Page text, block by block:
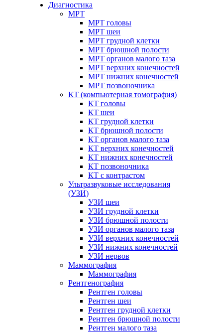
Диагностика
МРТ
МРТ головы
МРТ шеи
МРТ грудной клетки
МРТ брюшной полости
МРТ органов малого таза
МРТ верхних конечностей
МРТ нижних конечностей
МРТ позвоночника
КТ (компьютерная томография)
КТ головы
КТ шеи
КТ грудной клетки
КТ брюшной полости
КТ органов малого таза
КТ верхних конечностей
КТ нижних конечностей
КТ позвоночника
КТ с контрастом
Ультразвуковые исследования
(УЗИ)
УЗИ шеи
УЗИ грудной клетки
УЗИ брюшной полости
УЗИ органов малого таза
УЗИ верхних конечностей
УЗИ нижних конечностей
УЗИ нервов
Маммография
Маммография
Рентгенография
Рентген головы
Рентген шеи
Рентген грудной клетки
Рентген брюшной полости
Рентген малого таза